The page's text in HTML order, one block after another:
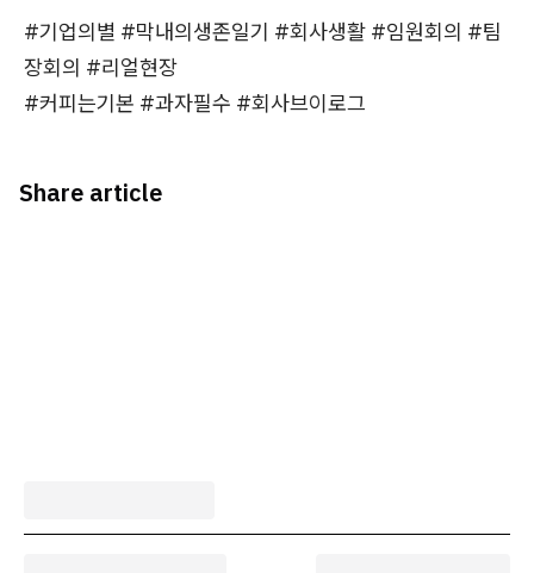
#기업의별 #막내의생존일기 #회사생활 #임원회의 #팀
장회의 #리얼현장
#커피는기본 #과자필수 #회사브이로그
Share article